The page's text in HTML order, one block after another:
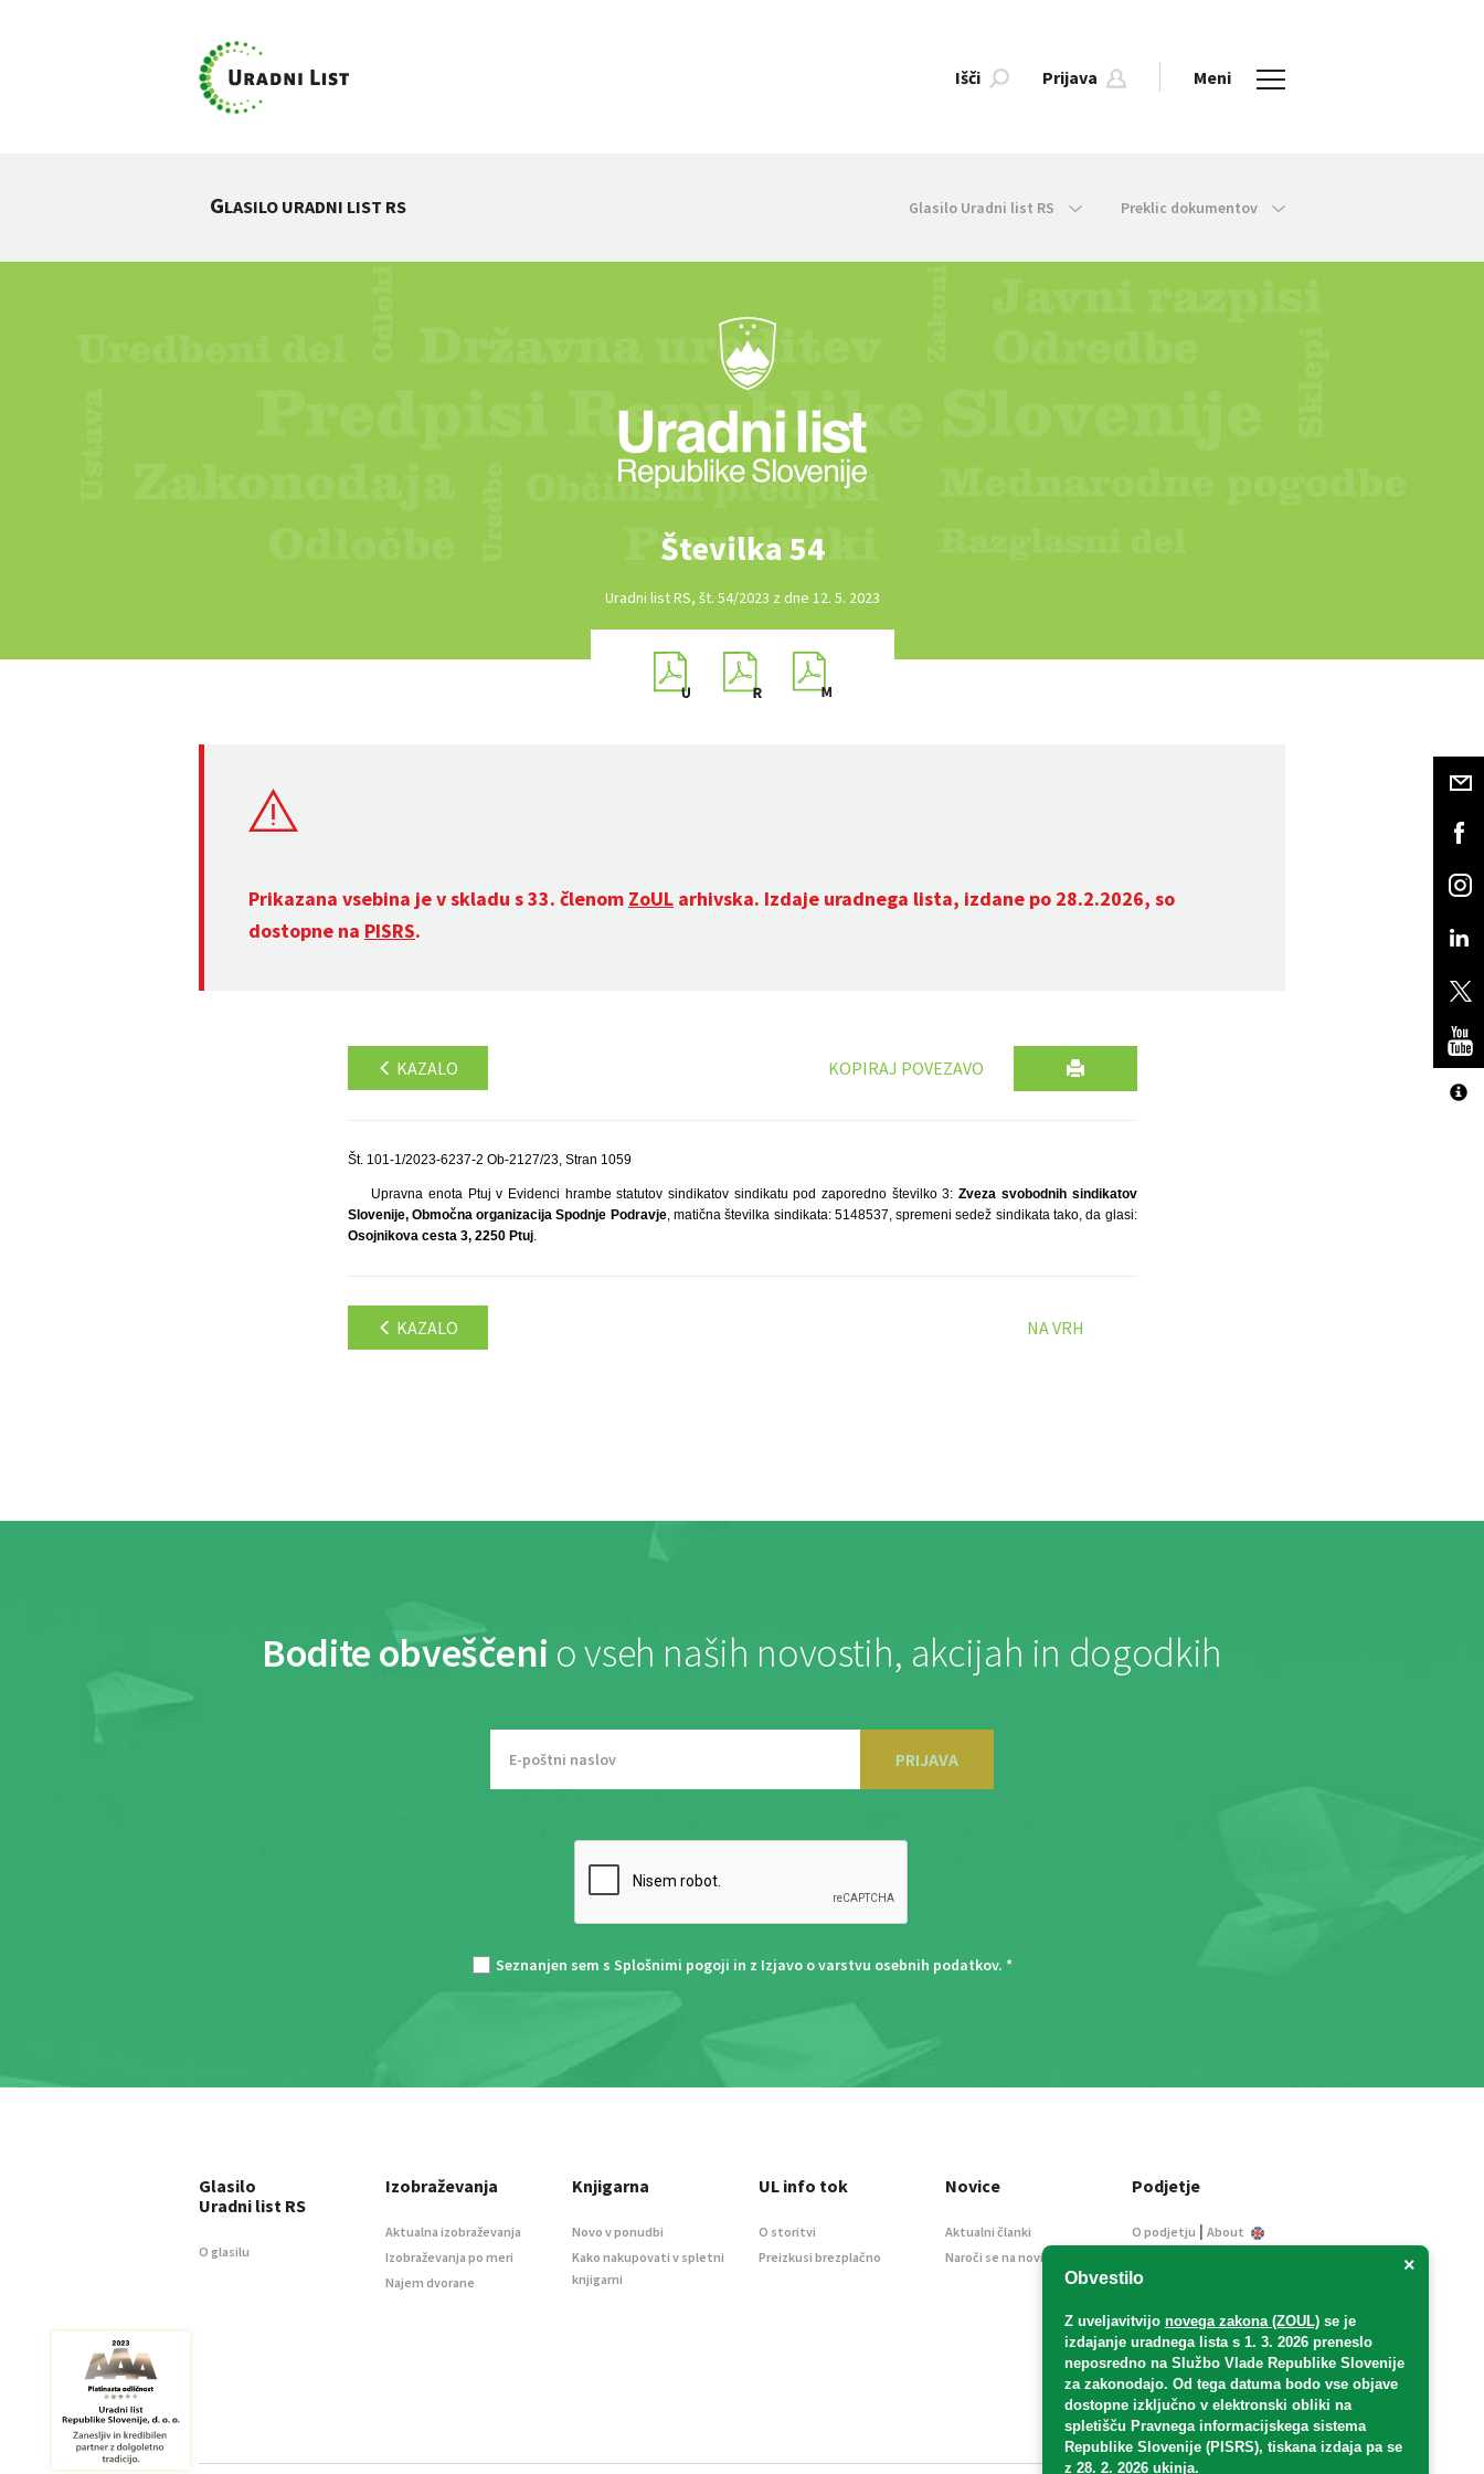
Išči Prijava Meni
GLASILO URADNI LIST RS Glasilo Uradni list RS Preklic dokumentov
Številka 54
Uradni list RS, št. 54/2023 z dne 12. 5. 2023
Prikazana vsebina je v skladu s 33. členom ZoUL arhivska. Izdaje uradnega lista, izdane po 28.2.2026, so
dostopne na PISRS.
KAZALO KOPIRAJ POVEZAVO
Št. 101-1/2023-6237-2 Ob-2127/23, Stran 1059
Upravna enota Ptuj v Evidenci hrambe statutov sindikatov sindikatu pod zaporedno številko 3:Zveza svobodnih sindikatov
Slovenije, Območna organizacija Spodnje Podravje, matična številka sindikata: 5148537, spremeni sedež sindikata tako, da glasi:
Osojnikova cesta 3, 2250 Ptuj.
KAZALO NA VRH
Bodite obveščeni o vseh naših novostih, akcijah in dogodkih
PRIJAVA
Seznanjen sem s Splošnimi pogoji in z Izjavo o varstvu osebnih podatkov. *
×
Obvestilo
Z uveljavitvijo novega zakona (ZOUL) se je
izdajanje uradnega lista s 1. 3. 2026 preneslo
neposredno na Službo Vlade Republike Slovenije
za zakonodajo. Od tega datuma bodo vse objave
dostopne izključno v elektronski obliki na
spletišču Pravnega informacijskega sistema
Republike Slovenije (PISRS), tiskana izdaja pa se
z 28. 2. 2026 ukinja.
Glasilo
Uradni list RS
O glasilu
Izobraževanja
Aktualna izobraževanja
Izobraževanja po meri
Najem dvorane
Knjigarna
Novo v ponudbi
Kako nakupovati v spletni
knjigarni
UL info tok
O storitvi
Preizkusi brezplačno
Novice
Aktualni članki
Naroči se na novice
Podjetje
O podjetju | About
Informacije javnega
Oglaševanje
Splošni pogoji
Izjava o varstvu osebnih
podatkov
E-dražbe